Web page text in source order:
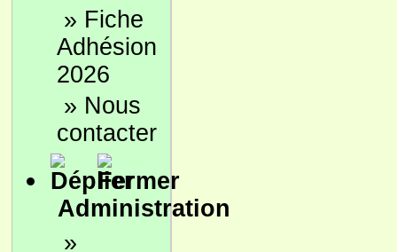
» Fiche
Adhésion
2026
» Nous
contacter
Administration
»